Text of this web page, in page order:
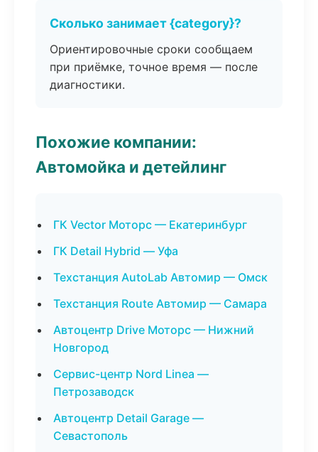
Сколько занимает {category}?
Ориентировочные сроки сообщаем
при приёмке, точное время — после
диагностики.
Похожие компании:
Автомойка и детейлинг
ГК Vector Моторс — Екатеринбург
ГК Detail Hybrid — Уфа
Техстанция AutoLab Автомир — Омск
Техстанция Route Автомир — Самара
Автоцентр Drive Моторс — Нижний
Новгород
Сервис-центр Nord Linea —
Петрозаводск
Автоцентр Detail Garage —
Севастополь